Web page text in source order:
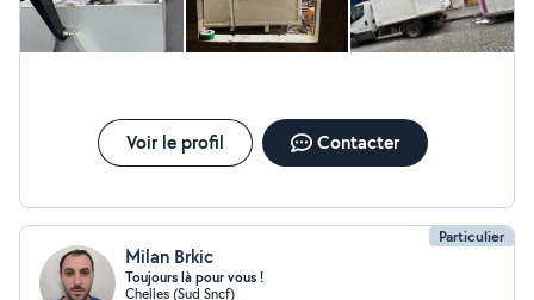
Voir le profil Contacter
Particulier
Milan Brkic
Toujours là pour vous !
Chelles (Sud Sncf)